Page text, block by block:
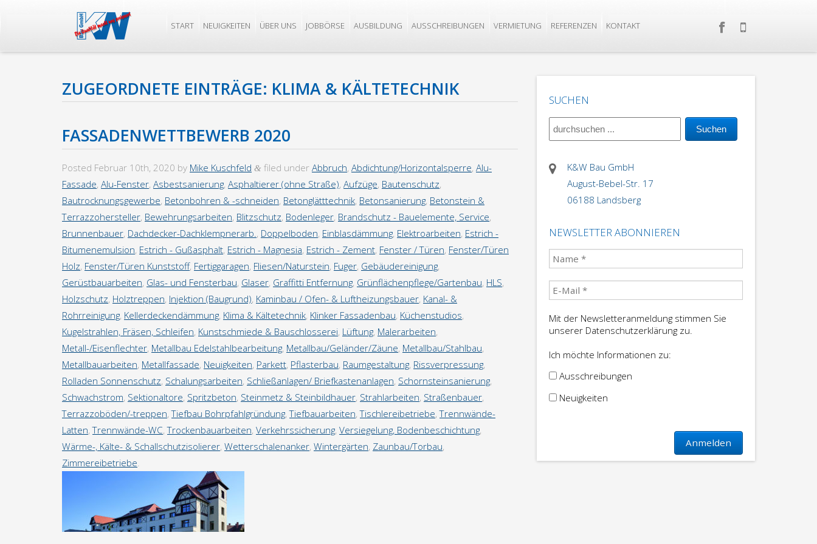
START NEUIGKEITEN ÜBER UNS JOBBÖRSE AUSBILDUNG AUSSCHREIBUNGEN VERMIETUNG REFERENZEN KONTAKT
ZUGEORDNETE EINTRÄGE: KLIMA & KÄLTETECHNIK
FASSADENWETTBEWERB 2020
Posted Februar 10th, 2020 by Mike Kuschfeld & filed under Abbruch, Abdichtung/Horizontalsperre, Alu-
Fassade, Alu-Fenster, Asbestsanierung, Asphaltierer (ohne Straße), Aufzüge, Bautenschutz,
Bautrocknungsgewerbe, Betonbohren & -schneiden, Betonglätttechnik, Betonsanierung, Betonstein &
Terrazzohersteller, Bewehrungsarbeiten, Blitzschutz, Bodenleger, Brandschutz - Bauelemente, Service,
Brunnenbauer, Dachdecker-Dachklempnerarb. , Doppelboden, Einblasdämmung, Elektroarbeiten, Estrich -
Bitumenemulsion, Estrich - Gußasphalt, Estrich - Magnesia, Estrich - Zement, Fenster / Türen, Fenster/Türen
Holz, Fenster/Türen Kunststoff, Fertiggaragen, Fliesen/Naturstein, Fuger, Gebäudereinigung,
Gerüstbauarbeiten, Glas- und Fensterbau, Glaser, Graffitti Entfernung, Grünflächenpflege/Gartenbau, HLS,
Holzschutz, Holztreppen, Injektion (Baugrund), Kaminbau / Ofen- & Luftheizungsbauer, Kanal- &
Rohrreinigung, Kellerdeckendämmung, Klima & Kältetechnik, Klinker Fassadenbau, Küchenstudios,
Kugelstrahlen, Fräsen, Schleifen, Kunstschmiede & Bauschlosserei, Lüftung, Malerarbeiten,
Metall-/Eisenflechter, Metallbau Edelstahlbearbeitung, Metallbau/Geländer/Zäune, Metallbau/Stahlbau,
Metallbauarbeiten, Metallfassade, Neuigkeiten, Parkett, Pflasterbau, Raumgestaltung, Rissverpressung,
Rolladen Sonnenschutz, Schalungsarbeiten, Schließanlagen/ Briefkastenanlagen, Schornsteinsanierung,
Schwachstrom, Sektionaltore, Spritzbeton, Steinmetz & Steinbildhauer, Strahlarbeiten, Straßenbauer,
Terrazzoböden/-treppen,Tiefbau Bohrpfahlgründung,Tiefbauarbeiten,Tischlereibetriebe,Trennwände-
Latten,Trennwände-WC,Trockenbauarbeiten, Verkehrssicherung, Versiegelung, Bodenbeschichtung,
Wärme-, Kälte- & Schallschutzisolierer, Wetterschalenanker, Wintergärten, Zaunbau/Torbau,
Zimmereibetriebe
SUCHEN
K&W Bau GmbH
August-Bebel-Str. 17
06188 Landsberg
NEWSLETTER ABONNIEREN
Mit der Newsletteranmeldung stimmen Sie
unserer Datenschutzerklärung zu.
Ich möchte Informationen zu:
Ausschreibungen
Neuigkeiten